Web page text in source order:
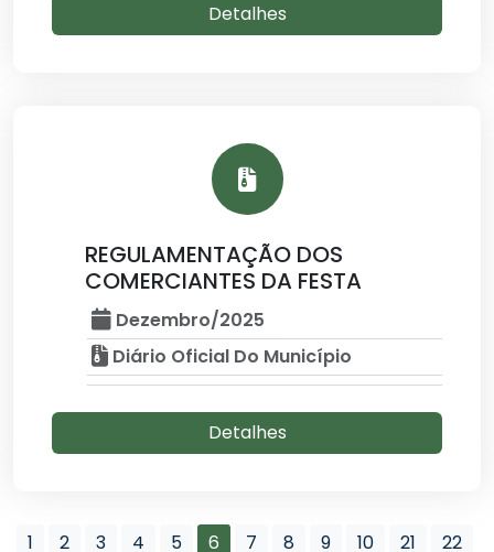
Detalhes
REGULAMENTAÇÃO DOS
COMERCIANTES DA FESTA
Dezembro/2025
Diário Oficial Do Município
Detalhes
1 2 3 4 5 6 7 8 9 10 21 22